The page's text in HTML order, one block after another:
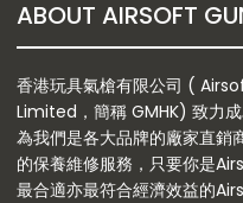
香港玩具氣槍有限公司 (
Limited，簡稱 GMHK) 致力
為我們是各大品牌的廠家直銷
的保養維修服務，只要你是
最合適亦最符合經濟效益的